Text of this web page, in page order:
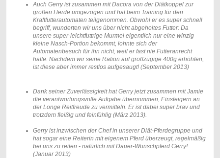
Auch Gerry ist zusammen mit Dacora von der Diätkoppel zur
großen Herde umgezogen und hat beim Training für den
Kraftfutterautomaten teilgenommen. Obwohl er es super schnell
begriff, wunderten wir uns über nicht abgeholtes Futter: Da
unsere super-leichtfuttrige Murmel eigentlich nur eine winzig
kleine Nasch-Portion bekommt, lohnte sich der
Automatenbesuch für ihn nicht, weil er fast nie Futteranrecht
hatte. Nachdem wir seine Ration auf großzügige 400g erhöhten,
ist diese aber immer restlos aufgesaugt! (September 2013)
Dank seiner Zuverlässigkeit hat Gerry jetzt zusammen mit Jamie
die verantwortungsvolle Aufgabe übernommen, Einsteigern an
der Longe Reitfreude zu vermitteln. Er ist dabei super brav und
trotzdem fleißig und feinfühlig (März 2013).
Gerry ist inzwischen der Chef in unserer Diät-Pferdegruppe und
hat sogar eine Reiterin mit eigenem Pferd überzeugt, regelmäßig
bei uns zu reiten - natürlich mit Dauer-Wunschpferd Gerry!
(Januar 2013)